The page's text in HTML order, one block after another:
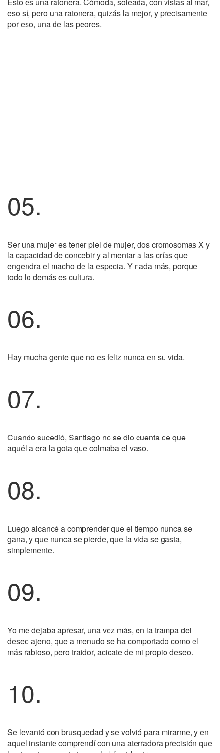
eso sí, pero una ratonera, quizás la mejor, y precisamente
por eso, una de las peores.
05.
Ser una mujer es tener piel de mujer, dos cromosomas X y
la capacidad de concebir y alimentar a las crías que
engendra el macho de la especia. Y nada más, porque
todo lo demás es cultura.
06.
Hay mucha gente que no es feliz nunca en su vida.
07.
Cuando sucedió, Santiago no se dio cuenta de que
aquélla era la gota que colmaba el vaso.
08.
Luego alcancé a comprender que el tiempo nunca se
gana, y que nunca se pierde, que la vida se gasta,
simplemente.
09.
Yo me dejaba apresar, una vez más, en la trampa del
deseo ajeno, que a menudo se ha comportado como el
más rabioso, pero traidor, acicate de mi propio deseo.
10.
Se levantó con brusquedad y se volvió para mirarme, y en
aquel instante comprendí con una aterradora precisión que